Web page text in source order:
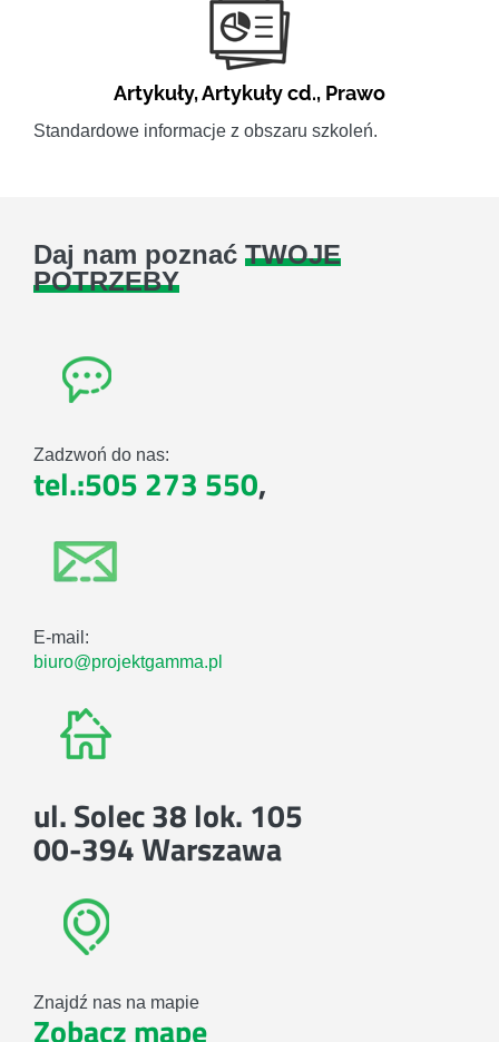
Artykuły,Artykuły cd., Prawo
Standardowe informacje z obszaru szkoleń.
Daj nam poznać TWOJE
POTRZEBY
Zadzwoń do nas:
tel.:505 273 550,
E-mail:
biuro@projektgamma.pl
ul. Solec 38 lok. 105
00-394 Warszawa
Znajdź nas na mapie
Zobacz mapę